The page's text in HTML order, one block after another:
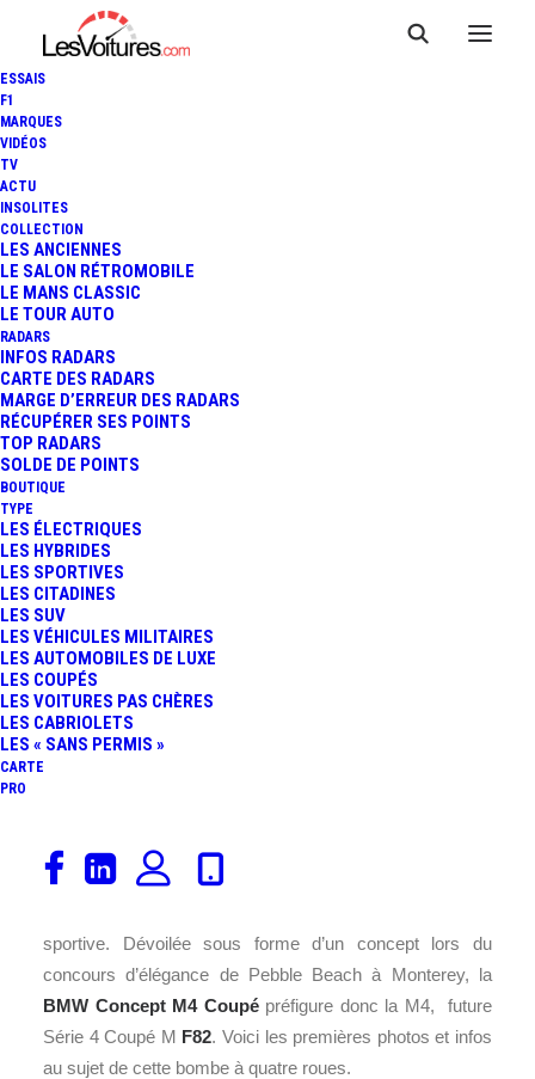
ESSAIS
F1
MARQUES
VIDÉOS
TV
ACTU
INSOLITES
COLLECTION
LES ANCIENNES
LE SALON RÉTROMOBILE
LE MANS CLASSIC
LE TOUR AUTO
RADARS
INFOS RADARS
CARTE DES RADARS
MARGE D’ERREUR DES RADARS
RÉCUPÉRER SES POINTS
TOP RADARS
SOLDE DE POINTS
BOUTIQUE
TYPE
LES ÉLECTRIQUES
LES HYBRIDES
LES SPORTIVES
LES CITADINES
LES SUV
LES VÉHICULES MILITAIRES
LES AUTOMOBILES DE LUXE
LES COUPÉS
LES VOITURES PAS CHÈRES
LES CABRIOLETS
LES « SANS PERMIS »
CARTE
PRO
BMW CONCEPT M4 COUPÉ :
LA NOUVELLE M4 EST NÉE...
Il y a plus de 20 ans, en 1987,
la
berlinesportive de référence, la M3. Aujourd’hui place à
sportive. Dévoilée sous forme d’un concept lors du
concours d’élégance de Pebble Beach à Monterey, la
BMW Concept M4 Coupépréfigure donc la M4, future
Série 4 Coupé M F82. Voici les premières photos et infos
au sujet de cette bombe à quatre roues.